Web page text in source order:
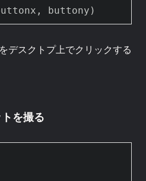
buttony)
デスクトプ上でクリックする
を撮る